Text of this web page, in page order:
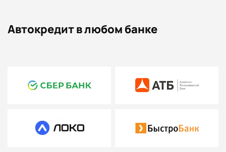
Автокредит в любом банке